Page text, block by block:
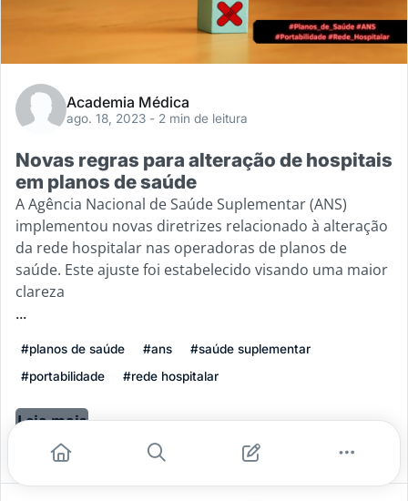
Academia Médica
ago. 18, 2023 - 2 min de leitura
Novas regras para alteração de hospitais
em planos de saúde
A Agência Nacional de Saúde Suplementar (ANS)
implementou novas diretrizes relacionado à alteração
da rede hospitalar nas operadoras de planos de
saúde. Este ajuste foi estabelecido visando uma maior
clareza
...
#planos de saúde #ans
#saúde suplementar
#portabilidade
#rede hospitalar
Leia mais